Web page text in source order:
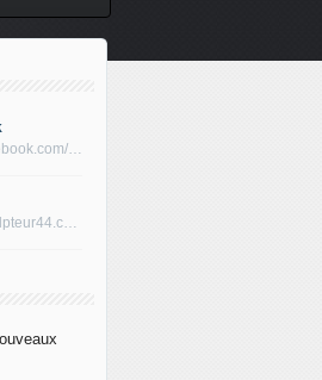
//facebook.com/https://www.facebook.com/peltierregine
https://regineartistepeintreetsculpteur44.com/rss